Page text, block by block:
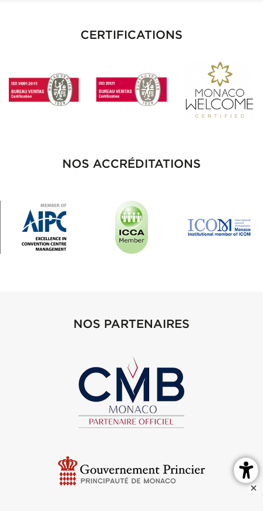
CERTIFICATIONS
NOS ACCRÉDITATIONS
NOS PARTENAIRES